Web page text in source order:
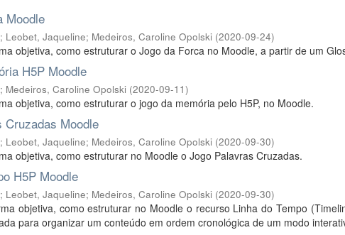
Moodle
; Leobet, Jaqueline; Medeiros, Caroline Opolski (2020-09-24)
objetiva, como estruturar o Jogo da Forca no Moodle, a partir de um
H5P Moodle
; Medeiros, Caroline Opolski (2020-09-11)
objetiva, como estruturar o jogo da memória pelo H5P, no Moodle.
Cruzadas Moodle
; Leobet, Jaqueline; Medeiros, Caroline Opolski (2020-09-30)
objetiva, como estruturar no Moodle o Jogo Palavras Cruzadas.
H5P Moodle
; Leobet, Jaqueline; Medeiros, Caroline Opolski (2020-09-30)
objetiva, como estruturar no Moodle o recurso Linha do Tempo
para organizar um conteúdo em ordem cronológica de um modo